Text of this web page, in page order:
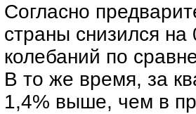
Согласно
страны снизился
колебаний по
В то же время, за
1,4% выше, чем в